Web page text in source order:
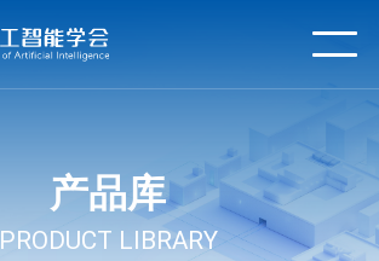
产品库
PRODUCT LIBRARY